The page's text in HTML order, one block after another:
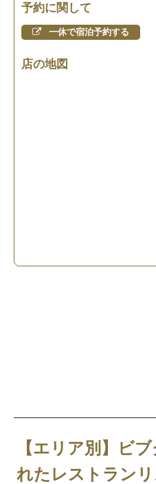
予約に関して
一休で宿泊予約する
店の地図
【エリア別】ビ
れたレストランリ